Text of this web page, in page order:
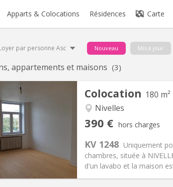
Apparts & Colocations Résidences Carte
par personne Asc Nouveau Mis à jour
appartements et maisons (3)
Colocation 180 m²
Nivelles
390 € hors charges
KV 1248 Uniquement
chambres, située à
d'un lavabo et la maison
Sous conditions
Aménagement
Salle de bain:
Superficie:180 m2